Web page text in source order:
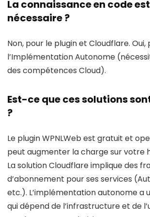
La connaissance en code
nécessaire ?
Non, pour le plugin et Cloudflare. Oui,
l’Implémentation Autonome
des compétences Cloud).
Est-ce que ces solutions
?
Le plugin WPNLWeb est gratuit et
peut augmenter la charge sur votre
La solution Cloudflare implique des
d’abonnement pour ses services
etc.). L’implémentation autonome a
qui dépend de l’infrastructure et de